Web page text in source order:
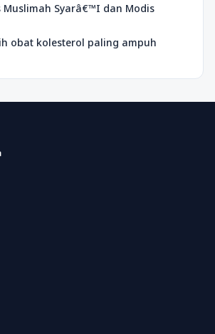
Muslimah Syarâ€™I dan Modis
obat kolesterol paling ampuh